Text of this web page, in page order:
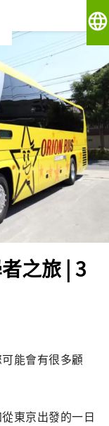
language
之旅 | 3
能會有很多顧
東京出發的一日